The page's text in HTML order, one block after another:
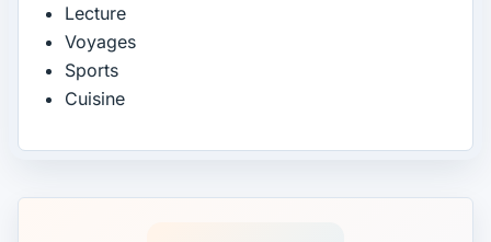
Lecture
Voyages
Sports
Cuisine